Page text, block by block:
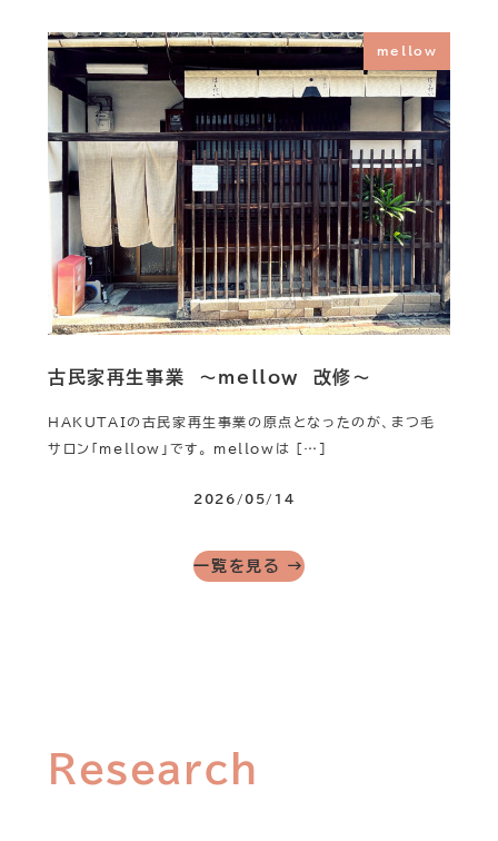
mellow
古民家再生事業 ～mellow 改修～
HAKUTAIの古民家再生事業の原点となったのが、まつ毛
サロン「mellow」です。 mellowは […]
2026/05/14
一覧を見る →
Research